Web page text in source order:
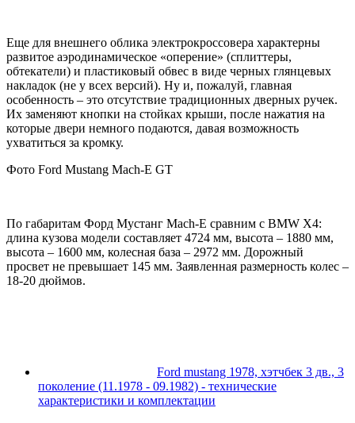
Еще для внешнего облика электрокроссовера характерны
развитое аэродинамическое «оперение» (сплиттеры,
обтекатели) и пластиковый обвес в виде черных глянцевых
накладок (не у всех версий). Ну и, пожалуй, главная
особенность – это отсутствие традиционных дверных ручек.
Их заменяют кнопки на стойках крыши, после нажатия на
которые двери немного подаются, давая возможность
ухватиться за кромку.
Фото Ford Mustang Mach-E GT
По габаритам Форд Мустанг Mach-E сравним с BMW X4:
длина кузова модели составляет 4724 мм, высота – 1880 мм,
высота – 1600 мм, колесная база – 2972 мм. Дорожный
просвет не превышает 145 мм. Заявленная размерность колес –
18-20 дюймов.
Ford mustang 1978, хэтчбек 3 дв., 3
поколение (11.1978 - 09.1982) - технические
характеристики и комплектации